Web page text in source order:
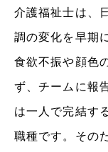
介護福祉士は、
調の変化を早期
食欲不振や顔色
ず、チームに報
は一人で完結す
職種です。その